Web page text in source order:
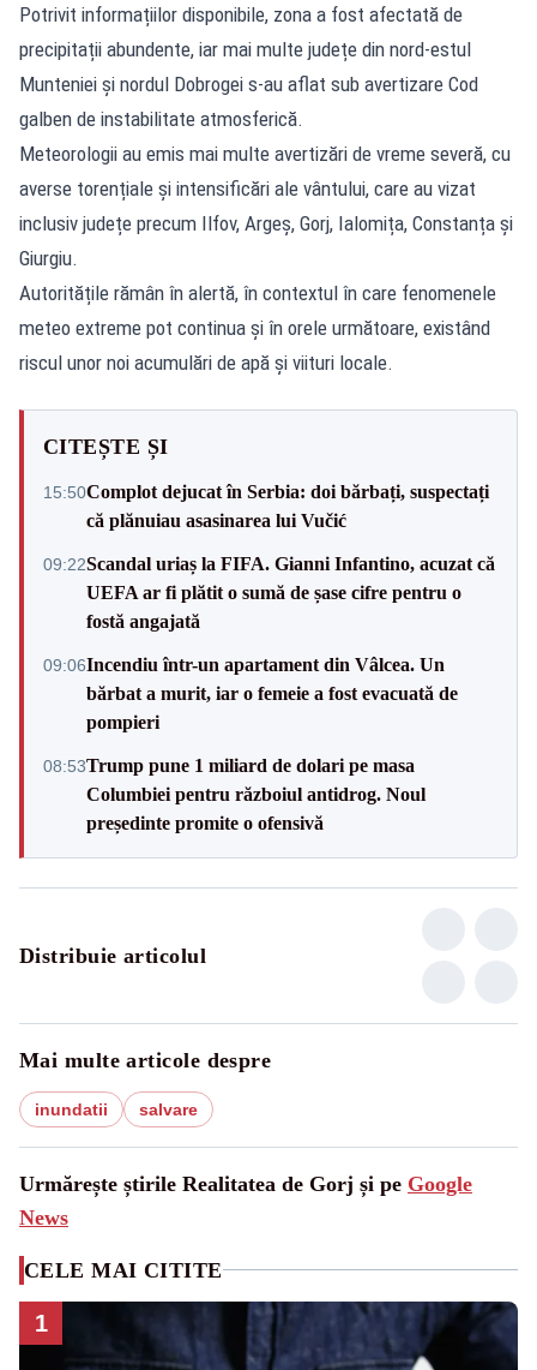
Potrivit informațiilor disponibile, zona a fost afectată de
precipitații abundente, iar mai multe județe din nord-estul
Munteniei și nordul Dobrogei s-au aflat sub avertizare Cod
galben de instabilitate atmosferică.
Meteorologii au emis mai multe avertizări de vreme severă, cu
averse torențiale și intensificări ale vântului, care au vizat
inclusiv județe precum Ilfov, Argeș, Gorj, Ialomița, Constanța și
Giurgiu.
Autoritățile rămân în alertă, în contextul în care fenomenele
meteo extreme pot continua și în orele următoare, existând
riscul unor noi acumulări de apă și viituri locale.
CITEȘTE ȘI
15:50Complot dejucat în Serbia: doi bărbați, suspectați
că plănuiau asasinarea lui Vučić
09:22Scandal uriaș la FIFA. Gianni Infantino, acuzat că
UEFA ar fi plătit o sumă de șase cifre pentru o
fostă angajată
09:06Incendiu într-un apartament din Vâlcea. Un
bărbat a murit, iar o femeie a fost evacuată de
pompieri
08:53Trump pune 1 miliard de dolari pe masa
Columbiei pentru războiul antidrog. Noul
președinte promite o ofensivă
Distribuie articolul
Mai multe articole despre
inundatii salvare
Urmărește știrile Realitatea de Gorj și pe Google
News
CELE MAI CITITE
1